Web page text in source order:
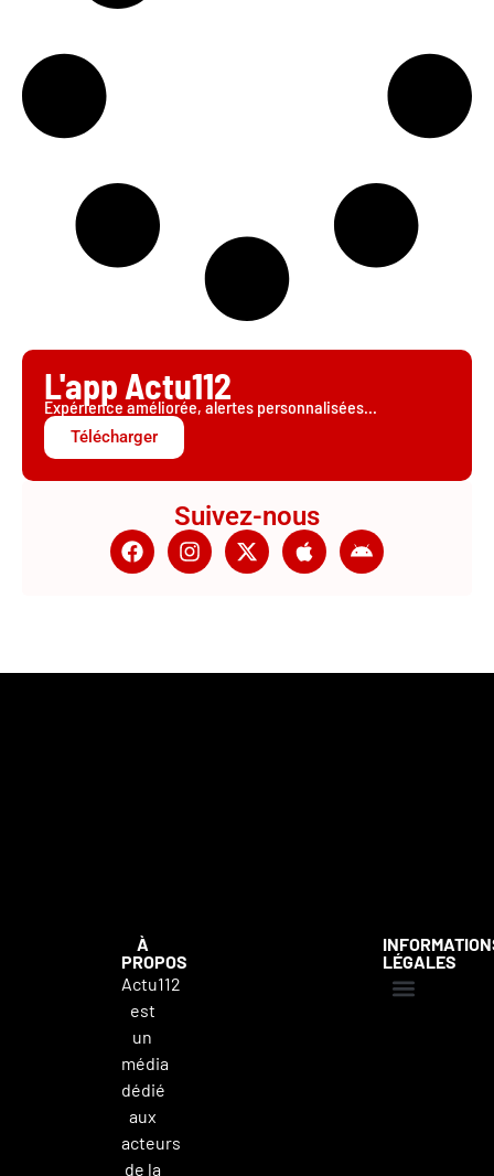
L'app Actu112
Expérience améliorée, alertes personnalisées...
Télécharger
Suivez-nous
À
PROPOS
Actu112
est
un
média
dédié
aux
acteurs
de la
LÉGALES